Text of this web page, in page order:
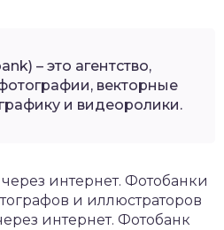
– это агентство,
векторные
и видеоролики.
интернет. Фотобанки
и иллюстраторов
интернет. Фотобанк